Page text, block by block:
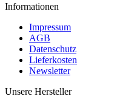
Informationen
Impressum
AGB
Datenschutz
Lieferkosten
Newsletter
Unsere Hersteller